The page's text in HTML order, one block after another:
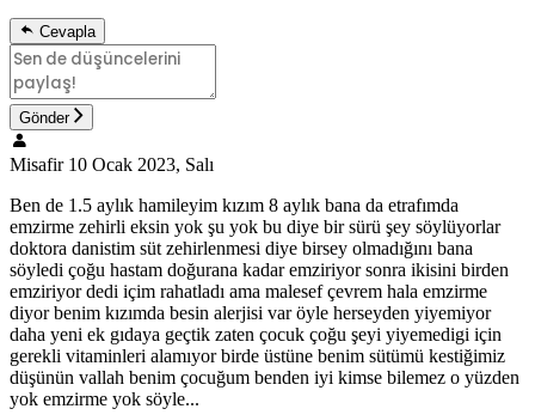
Cevapla
Gönder
Misafir 10 Ocak 2023, Salı
Ben de 1.5 aylık hamileyim kızım 8 aylık bana da etrafımda
emzirme zehirli eksin yok şu yok bu diye bir sürü şey söylüyorlar
doktora danistim süt zehirlenmesi diye birsey olmadığını bana
söyledi çoğu hastam doğurana kadar emziriyor sonra ikisini birden
emziriyor dedi içim rahatladı ama malesef çevrem hala emzirme
diyor benim kızımda besin alerjisi var öyle herseyden yiyemiyor
daha yeni ek gıdaya geçtik zaten çocuk çoğu şeyi yiyemedigi için
gerekli vitaminleri alamıyor birde üstüne benim sütümü kestiğimiz
düşünün vallah benim çocuğum benden iyi kimse bilemez o yüzden
yok emzirme yok söyle...